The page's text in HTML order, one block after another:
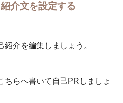
介文を設定する
介を編集しましょう。
ちらへ書いて自己PRしましょ